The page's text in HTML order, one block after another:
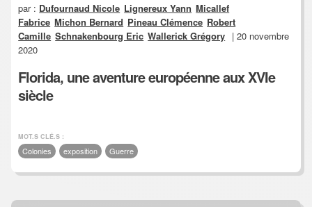
par : Dufournaud Nicole Lignereux Yann Micallef
Fabrice Michon Bernard Pineau Clémence Robert
Camille Schnakenbourg Eric Wallerick Grégory | 20 novembre
2020
Florida, une aventure européenne aux XVIe
siècle
MOT.S CLÉ.S :
Colonies exposition Guerre